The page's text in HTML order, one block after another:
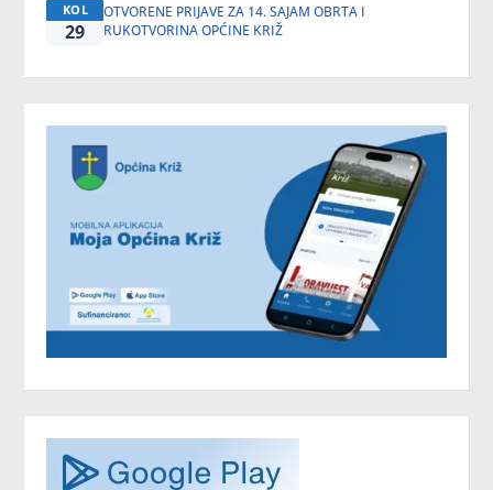
KOL
29
OTVORENE PRIJAVE ZA 14. SAJAM OBRTA I
RUKOTVORINA OPĆINE KRIŽ